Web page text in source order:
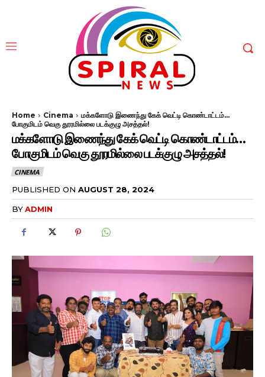
Home Cinema
மக்களோடு இணைந்து கேக் வெட்டி கொண்டாட்டம்...
போகுமிடம் வெகு தூரமில்லை படக்குழு அசத்தல்!
மக்களோடு இணைந்து கேக் வெட்டி கொண்டாட்டம்…
போகுமிடம் வெகு தூரமில்லை படக்குழு அசத்தல்!
CINEMA
PUBLISHED ON AUGUST 28, 2024
BYADMIN